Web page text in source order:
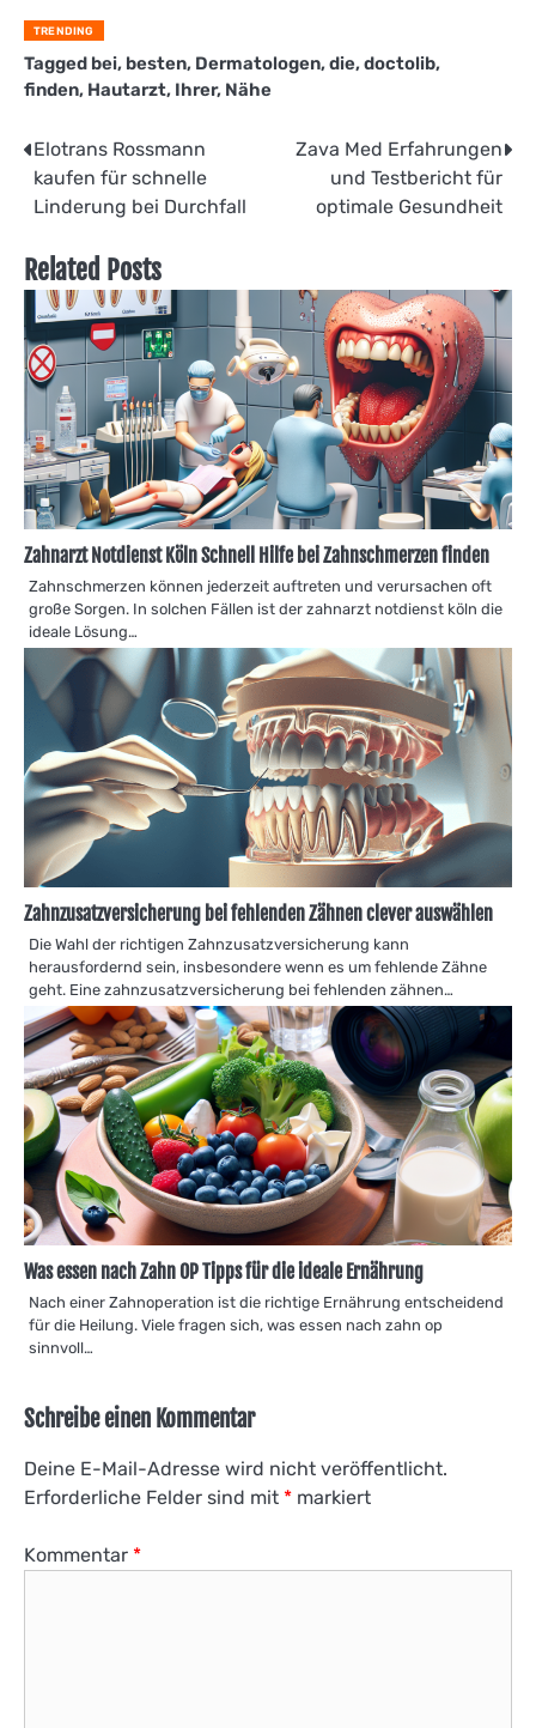
TRENDING
Tagged bei, besten, Dermatologen, die, doctolib,
finden, Hautarzt, Ihrer, Nähe
Beitragsnavigation
Elotrans Rossmann
kaufen für schnelle
Linderung bei Durchfall
Zava Med Erfahrungen
und Testbericht für
optimale Gesundheit
Related Posts
Zahnarzt Notdienst Köln Schnell Hilfe bei Zahnschmerzen finden
Zahnschmerzen können jederzeit auftreten und verursachen oft
große Sorgen. In solchen Fällen ist der zahnarzt notdienst köln die
ideale Lösung…
Zahnzusatzversicherung bei fehlenden Zähnen clever auswählen
Die Wahl der richtigen Zahnzusatzversicherung kann
herausfordernd sein, insbesondere wenn es um fehlende Zähne
geht. Eine zahnzusatzversicherung bei fehlenden zähnen…
Was essen nach Zahn OP Tipps für die ideale Ernährung
Nach einer Zahnoperation ist die richtige Ernährung entscheidend
für die Heilung. Viele fragen sich, was essen nach zahn op
sinnvoll…
Schreibe einen Kommentar
Deine E-Mail-Adresse wird nicht veröffentlicht.
Erforderliche Felder sind mit * markiert
Kommentar *